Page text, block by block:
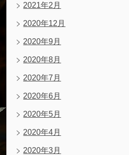
2021年2月
2020年12月
2020年9月
2020年8月
2020年7月
2020年6月
2020年5月
2020年4月
2020年3月